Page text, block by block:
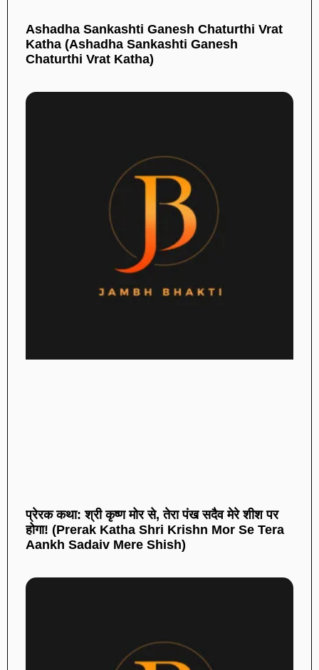
Ashadha Sankashti Ganesh Chaturthi Vrat
Katha (Ashadha Sankashti Ganesh
Chaturthi Vrat Katha)
प्रेरक कथा: श्री कृष्ण मोर से, तेरा पंख सदैव मेरे शीश पर
होगा! (Prerak Katha Shri Krishn Mor Se Tera
Aankh Sadaiv Mere Shish)